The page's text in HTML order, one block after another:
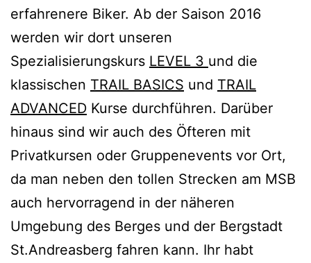
erfahrenere Biker. Ab der Saison 2016
werden wir dort unseren
Spezialisierungskurs LEVEL 3 und die
klassischen TRAIL BASICS und TRAIL
ADVANCED Kurse durchführen. Darüber
hinaus sind wir auch des Öfteren mit
Privatkursen oder Gruppenevents vor Ort,
da man neben den tollen Strecken am MSB
auch hervorragend in der näheren
Umgebung des Berges und der Bergstadt
St.Andreasberg fahren kann. Ihr habt